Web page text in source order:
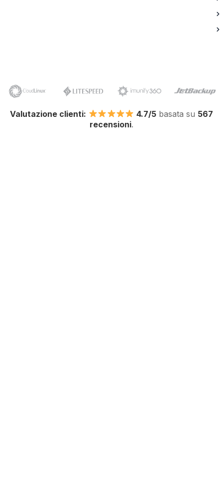
Valutazione clienti: 4.7/5 basata su 567
recensioni.